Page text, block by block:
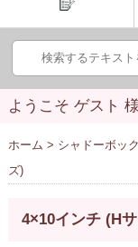
ようこそ ゲスト 様
ホーム > シャドーボッ
ズ)
4×10インチ (H